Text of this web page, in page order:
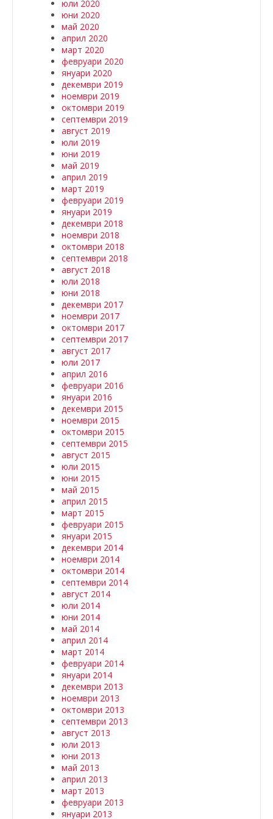
юли 2020
юни 2020
май 2020
април 2020
март 2020
февруари 2020
януари 2020
декември 2019
ноември 2019
октомври 2019
септември 2019
август 2019
юли 2019
юни 2019
май 2019
април 2019
март 2019
февруари 2019
януари 2019
декември 2018
ноември 2018
октомври 2018
септември 2018
август 2018
юли 2018
юни 2018
декември 2017
ноември 2017
октомври 2017
септември 2017
август 2017
юли 2017
април 2016
февруари 2016
януари 2016
декември 2015
ноември 2015
октомври 2015
септември 2015
август 2015
юли 2015
юни 2015
май 2015
април 2015
март 2015
февруари 2015
януари 2015
декември 2014
ноември 2014
октомври 2014
септември 2014
август 2014
юли 2014
юни 2014
май 2014
април 2014
март 2014
февруари 2014
януари 2014
декември 2013
ноември 2013
октомври 2013
септември 2013
август 2013
юли 2013
юни 2013
май 2013
април 2013
март 2013
февруари 2013
януари 2013